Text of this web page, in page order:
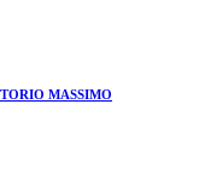
MASSIMO